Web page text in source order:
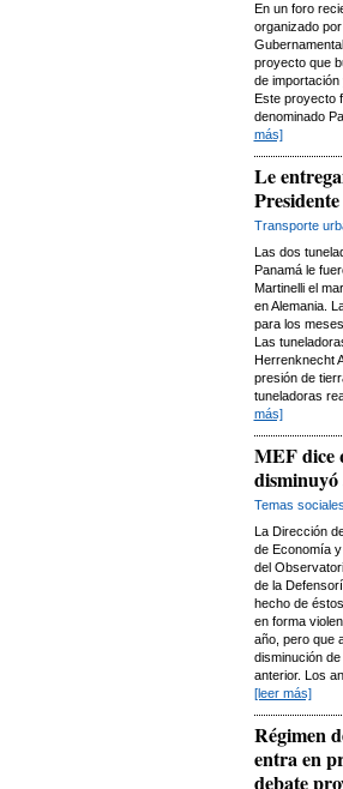
En un foro
organizado
proyecto que
de
Este proyecto
denominado
más]
Le
Transporte
Las dos
Panamá le
Martinelli el
en Alemania.
para los
Las
Herrenknecht
presión de
tuneladoras
más]
MEF dice
Temas sociales
La Dirección
de Economía
del
de la
hecho de
en forma
año, pero que
disminución
anterior. Los
[leer más]
Régimen
entra en
debate